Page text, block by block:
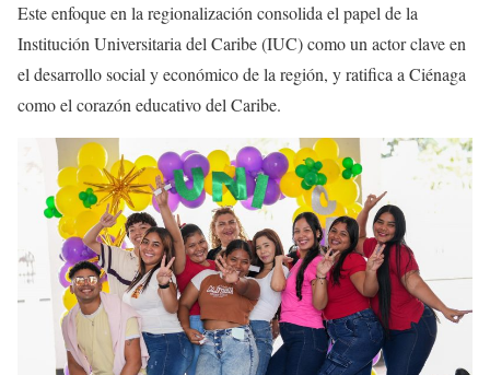
Este enfoque en la regionalización consolida el papel de la
Institución Universitaria del Caribe (IUC) como un actor clave en
el desarrollo social y económico de la región, y ratifica a Ciénaga
como el corazón educativo del Caribe.